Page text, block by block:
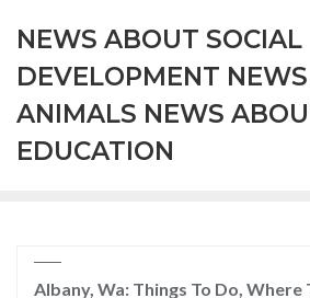
content
NEWS ABOUT SOCIAL
DEVELOPMENT
ANIMALS NEWS
EDUCATION
Albany, Wa: Things To Do, Where